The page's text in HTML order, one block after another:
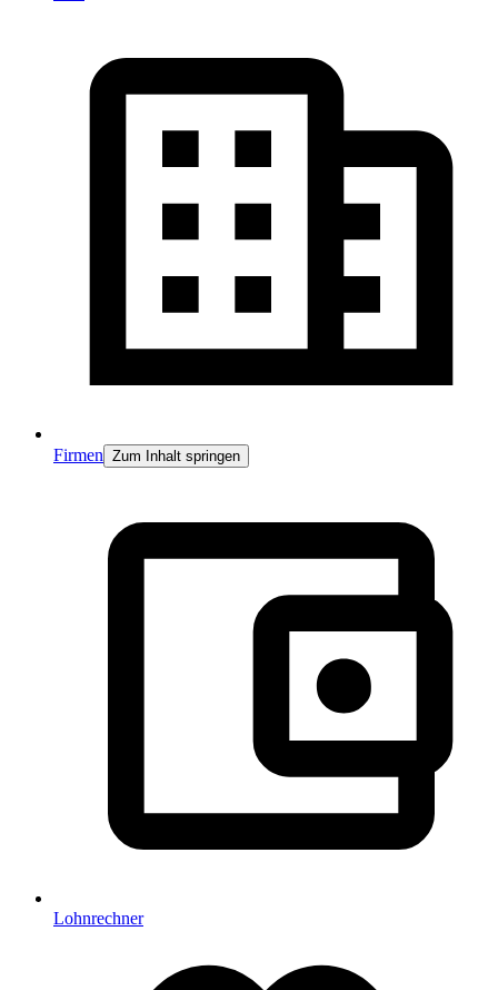
Firmen Zum Inhalt springen
Lohnrechner